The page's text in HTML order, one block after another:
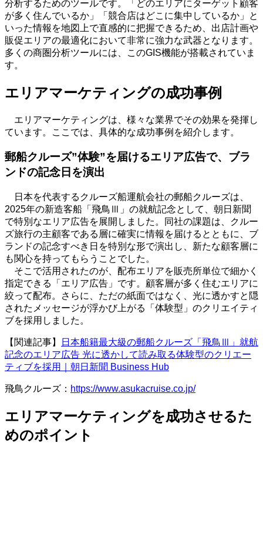
分析するためのツールです。「どのエリアにターゲット顧客
が多く住んでいるか」「競合店はどこに集中しているか」と
いった情報を地図上で直感的に把握できるため、出店計画や
販促エリアの最適化において非常に強力な武器となります。
多くの商圏分析ツールには、このGIS機能が搭載されていま
す。
エリアマーケティングの成功事例
エリアマーケティングは、様々な業界でその効果を発揮し
ています。ここでは、具体的な成功事例を紹介します。
郵船クルーズ”体験”を届けるエリア広告で、ブラ
ンドの記念日を演出
日本を代表するクルーズ船運航会社の郵船クルーズは、
2025年の新造客船「飛鳥 Ⅲ 」の就航記念として、朝日新聞
で特別なエリア広告を展開しました。同社の課題は、クルー
ズ旅行の主顧客である層に確実に情報を届けるとともに、ブ
ランドの記念すべき日を特別な形で演出し、新たな顧客層に
も関心を持ってもらうことでした。
そこで活用されたのが、配布エリアを販売所単位で細かく
指定できる「エリア広告」です。顧客層が多く住むエリアに
絞って配布。さらに、ただの紙面ではなく、光に透かすと隠
されたメッセージが浮かび上がる「体験型」のクリエイティ
ブを採用しました。
【関連記事】
日本船籍最大級の郵船クルーズ「飛鳥Ⅲ」就航
記念のエリア広告 光に透かして読み取る体験型のクリエー
ティブを採用｜朝日新聞 Business Hub
飛鳥クルーズ： https://www.asukacruise.co.jp/
エリアマーケティングを成功させるた
めのポイント